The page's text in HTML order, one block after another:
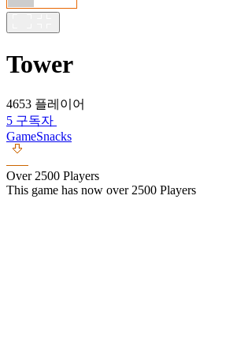
Tower
4653 플레이어
5 구독자
GameSnacks
Over 2500 Players
This game has now over 2500 Players